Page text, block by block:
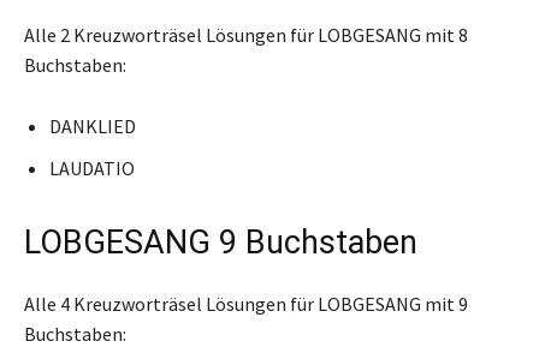
Alle 2 Kreuzworträsel Lösungen für LOBGESANG mit 8
Buchstaben:
DANKLIED
LAUDATIO
LOBGESANG 9 Buchstaben
Alle 4 Kreuzworträsel Lösungen für LOBGESANG mit 9
Buchstaben: